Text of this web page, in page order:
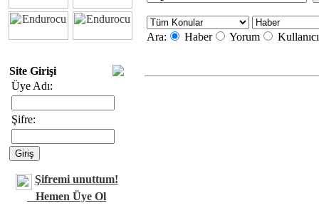
Site Girişi
Üye Adı:
Şifre:
Şifremi unuttum!
Hemen Üye Ol
Ara: Haber Yorum